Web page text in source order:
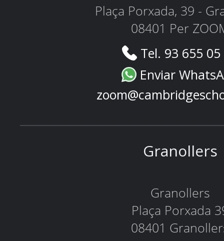
Plaça Porxada, 39 -
08401 Per
Tel. 93 655
Enviar
Granollers
Granollers
Plaça Porxada
08401